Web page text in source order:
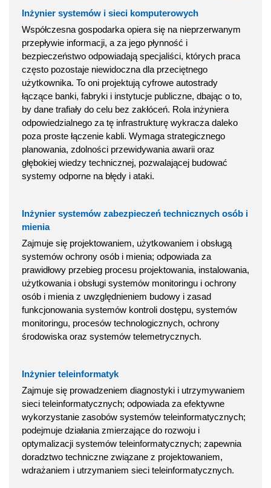
Inżynier systemów i sieci komputerowych
Współczesna gospodarka opiera się na nieprzerwanym
przepływie informacji, a za jego płynność i
bezpieczeństwo odpowiadają specjaliści, których praca
często pozostaje niewidoczna dla przeciętnego
użytkownika. To oni projektują cyfrowe autostrady
łączące banki, fabryki i instytucje publiczne, dbając o to,
by dane trafiały do celu bez zakłóceń. Rola inżyniera
odpowiedzialnego za tę infrastrukturę wykracza daleko
poza proste łączenie kabli. Wymaga strategicznego
planowania, zdolności przewidywania awarii oraz
głębokiej wiedzy technicznej, pozwalającej budować
systemy odporne na błędy i ataki.
Inżynier systemów zabezpieczeń technicznych osób i
mienia
Zajmuje się projektowaniem, użytkowaniem i obsługą
systemów ochrony osób i mienia; odpowiada za
prawidłowy przebieg procesu projektowania, instalowania,
użytkowania i obsługi systemów monitoringu i ochrony
osób i mienia z uwzględnieniem budowy i zasad
funkcjonowania systemów kontroli dostępu, systemów
monitoringu, procesów technologicznych, ochrony
środowiska oraz systemów telemetrycznych.
Inżynier teleinformatyk
Zajmuje się prowadzeniem diagnostyki i utrzymywaniem
sieci teleinformatycznych; odpowiada za efektywne
wykorzystanie zasobów systemów teleinformatycznych;
podejmuje działania zmierzające do rozwoju i
optymalizacji systemów teleinformatycznych; zapewnia
doradztwo techniczne związane z projektowaniem,
wdrażaniem i utrzymaniem sieci teleinformatycznych.